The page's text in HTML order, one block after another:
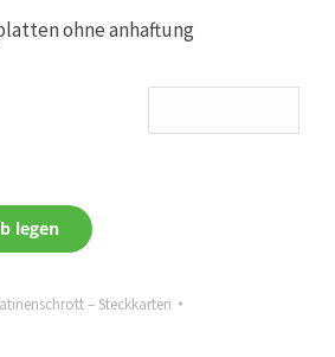
ohne anhaftung
legen
– Steckkarten